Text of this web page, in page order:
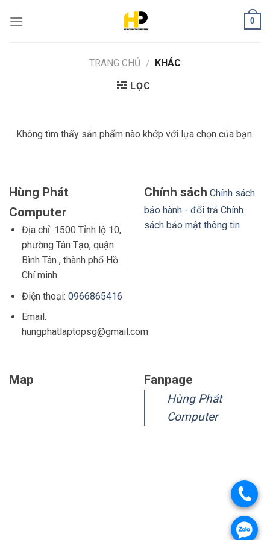
0
TRANG CHỦ / KHÁC
LỌC
Không tìm thấy sản phẩm nào khớp với lựa chọn của bạn.
Hùng Phát
Computer
Địa chỉ: 1500 Tỉnh lộ 10,
phường Tân Tạo, quận
Bình Tân , thành phố Hồ
Chí minh
Điện thoại: 0966865416
Email:
hungphatlaptopsg@gmail.com
Chính sách Chính sách
bảo hành - đổi trả Chính
sách bảo mật thông tin
Map Fanpage
Hùng Phát
Computer
.
.